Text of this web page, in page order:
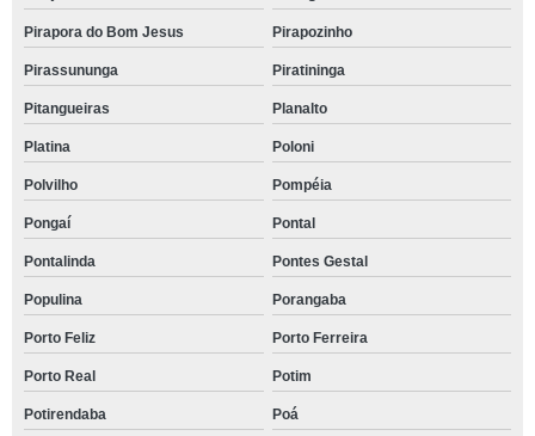
Pirapora do Bom Jesus Pirapozinho
Pirassununga Piratininga
Pitangueiras Planalto
Platina Poloni
Polvilho Pompéia
Pongaí Pontal
Pontalinda Pontes Gestal
Populina Porangaba
Porto Feliz Porto Ferreira
Porto Real Potim
Potirendaba Poá